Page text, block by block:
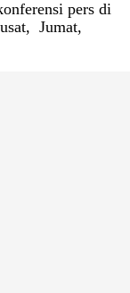
pers di
Jumat,